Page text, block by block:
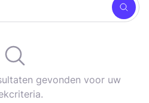
Zoek
gevonden voor uw